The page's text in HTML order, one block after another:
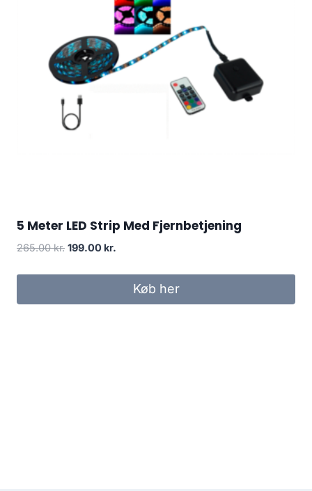
5 Meter LED Strip Med Fjernbetjening
265.00kr. Original
199.00 kr.
199.00 kr..
Køb her